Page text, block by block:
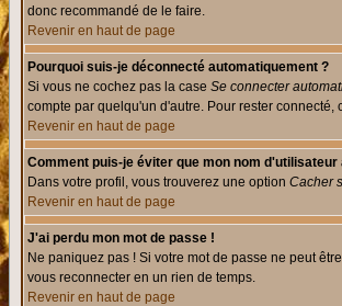
donc recommandé de le faire.
Revenir en haut de page
Pourquoi suis-je déconnecté automatiquement ?
Si vous ne cochez pas la case Se connecter
compte par quelqu'un d'autre. Pour rester
Revenir en haut de page
Comment puis-je éviter que mon nom
Dans votre profil, vous trouverez une option Cacher
Revenir en haut de page
J'ai perdu mon mot de passe !
Ne paniquez pas ! Si votre mot de passe ne peut
vous reconnecter en un rien de temps.
Revenir en haut de page